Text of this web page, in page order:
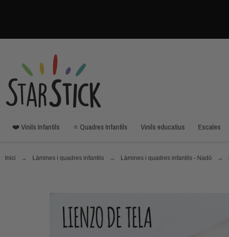
❤️ Vinils Infantils ⭐ Quadres Infantils Vinils educatius Escales
Inici Làmines i quadres infantils Làmines i quadres infantils - Nadó